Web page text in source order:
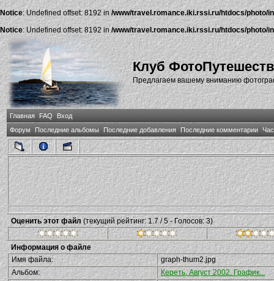
Notice: Undefined offset: 8192 in /www/travel.romance.iki.rssi.ru/htdocs/photo/
Notice: Undefined offset: 8192 in/www/travel.romance.iki.rssi.ru/htdocs/photo/
Клуб
Предлагаем вашему вниманию
Главная FAQ
Вход
Форум
Последние альбомы Последние добавления Последние комментарии
Оценить этот файл(текущий рейтинг: 1.7 / 5 - Голосов: 3)
Информация о файле
Имя файла:
graph-thum2.jpg
Альбом:
Кереть, Август 2002. График...